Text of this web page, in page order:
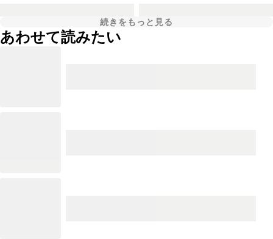
続きをもっと見る
あわせて読みたい